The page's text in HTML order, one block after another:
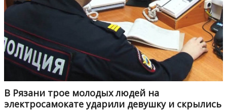
В Рязани трое молодых людей на
электросамокате ударили девушку и скрылись